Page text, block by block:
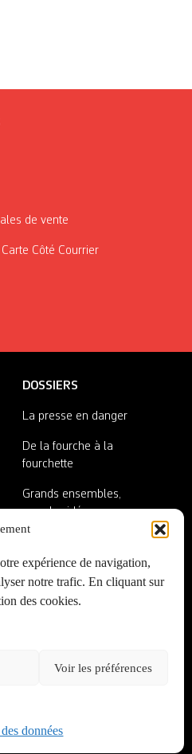
expérience de navigation,
notre trafic. En cliquant sur
des cookies.
Voir les préférences
données
de vente
Côté Courrier
DOSSIERS
La presse en danger
De la fourche à la
fourchette
Grands ensembles,
grandes idées
par